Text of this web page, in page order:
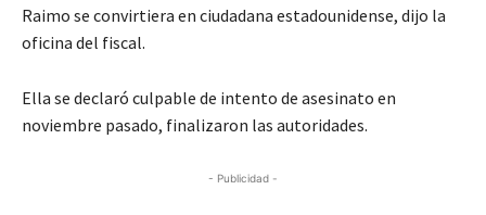
Raimo se convirtiera en ciudadana estadounidense, dijo la
oficina del fiscal.
Ella se declaró culpable de intento de asesinato en
noviembre pasado, finalizaron las autoridades.
- Publicidad -